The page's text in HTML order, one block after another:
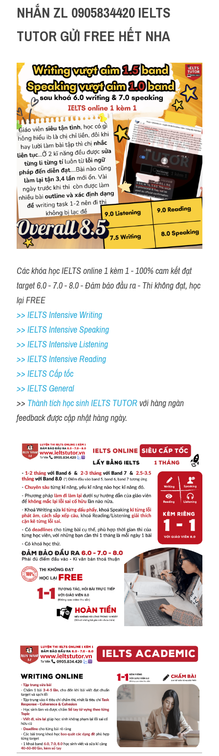
NHẮN ZL 0905834420 IELTS
TUTOR GỬI FREE HẾT NHA
Các khóa học IELTS online 1 kèm 1 - 100% cam kết đạt
target 6.0 - 7.0 - 8.0 - Đảm bảo đầu ra - Thi không đạt, học
lại FREE
>> IELTS Intensive Writing
>> IELTS Intensive Speaking
>> IELTS Intensive Listening
>> IELTS Intensive Reading
>> IELTS Cấp tốc
>> IELTS General
>> Thành tích học sinh IELTS TUTOR với hàng ngàn
feedback được cập nhật hàng ngày.